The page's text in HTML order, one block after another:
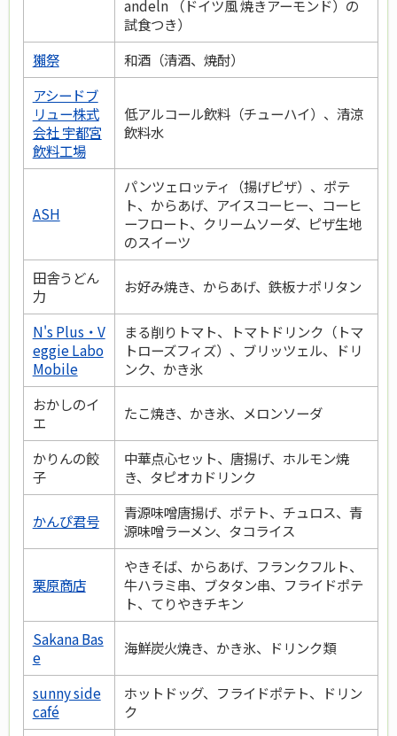
andeln （ドイツ風 焼きアーモンド）の
試食つき）
獺祭
和酒（清酒、焼酎）
アシードブ
リュー株式
会社 宇都宮
飲料工場
低アルコール飲料（チューハイ）、清涼
飲料水
ASH
パンツェロッティ（揚げピザ）、ポテ
ト、からあげ、アイスコーヒー、コーヒ
ーフロート、クリームソーダ、ピザ生地
のスイーツ
田舎うどん
力
お好み焼き、からあげ、鉄板ナポリタン
N's Plus・V
eggie Labo
Mobile
まる削りトマト、トマトドリンク（トマ
トローズフィズ）、ブリッツェル、ドリ
ンク、かき氷
おかしのイ
エ
たこ焼き、かき氷、メロンソーダ
かりんの餃
子
中華点心セット、唐揚げ、ホルモン焼
き、タピオカドリンク
かんぴ君号
青源味噌唐揚げ、ポテト、チュロス、青
源味噌ラーメン、タコライス
栗原商店
やきそば、からあげ、フランクフルト、
牛ハラミ串、ブタタン串、フライドポテ
ト、てりやきチキン
Sakana Bas
e
海鮮炭火焼き、かき氷、ドリンク類
sunny side
café
ホットドッグ、フライドポテト、ドリン
ク